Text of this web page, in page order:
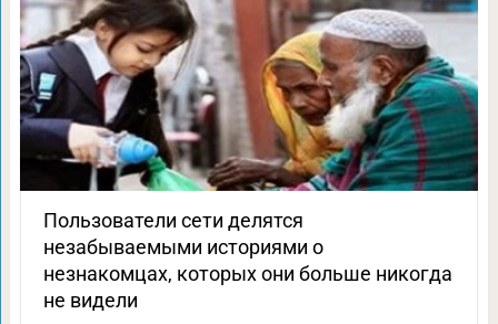
Пользователи сети делятся
незабываемыми историями о
незнакомцах, которых они больше никогда
не видели